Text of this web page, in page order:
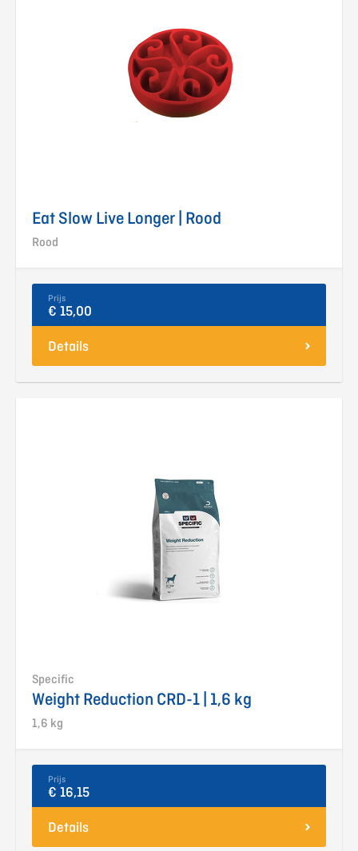
Eat Slow Live Longer | Rood
Rood
Prijs
€ 15,00
Details
Specific
Weight Reduction CRD-1 | 1,6 kg
1,6 kg
Prijs
€ 16,15
Details